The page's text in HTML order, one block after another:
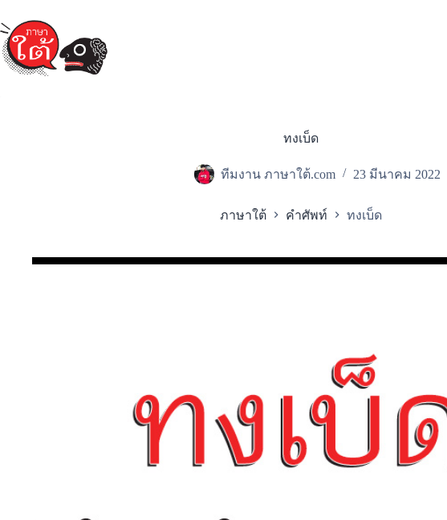
to
content
ทงเบ็ด
ทีมงาน ภาษาใต้.com 23 มีนาคม 2022
ภาษาใต้ คำศัพท์ ทงเบ็ด